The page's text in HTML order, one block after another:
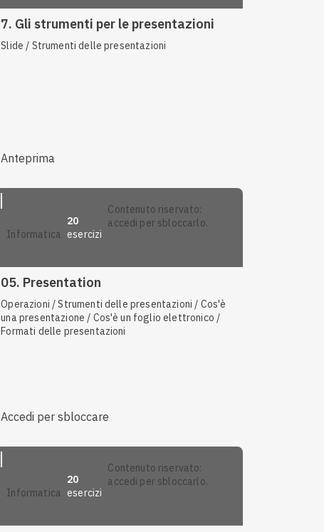
7. Gli strumenti per le presentazioni
Slide / Strumenti delle presentazioni
Anteprima
informatica
20
esercizi
contenuto riservato:
accedi per sbloccarlo.
05. Presentation
Operazioni / Strumenti delle presentazioni / Cos'è
una presentazione / Cos'è un foglio elettronico /
Formati delle presentazioni
Accedi per sbloccare
informatica
20
esercizi
contenuto riservato:
accedi per sbloccarlo.